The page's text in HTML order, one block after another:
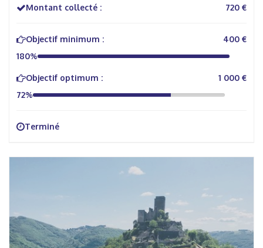
Montant collecté : 720 €
Objectif minimum :
400 €
180%
Objectif optimum :
1 000 €
72%
Terminé